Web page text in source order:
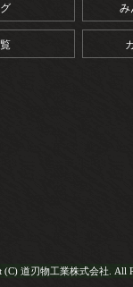
み
(C) 道刃物工業株式会社. All